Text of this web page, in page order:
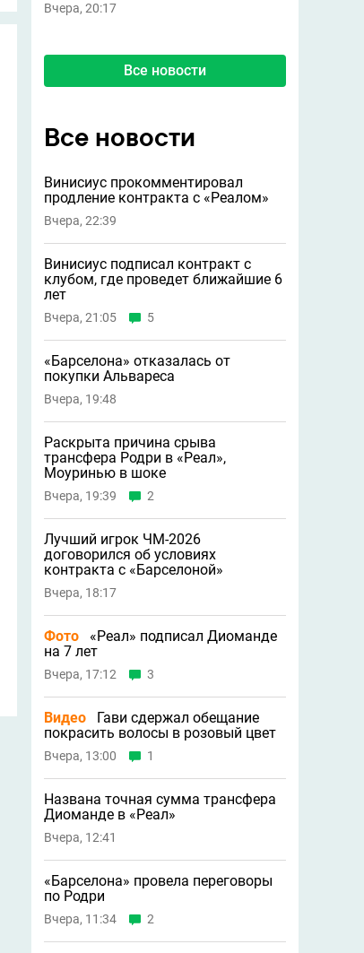
Вчера, 20:17
Все новости
Все новости
Винисиус прокомментировал
продление контракта с «Реалом»
Вчера, 22:39
Винисиус подписал контракт с
клубом, где проведет ближайшие 6
лет
Вчера, 21:05 5
«Барселона» отказалась от
покупки Альвареса
Вчера, 19:48
Раскрыта причина срыва
трансфера Родри в «Реал»,
Моуринью в шоке
Вчера, 19:39 2
Лучший игрок ЧМ-2026
договорился об условиях
контракта с «Барселоной»
Вчера, 18:17
Фото
«Реал» подписал Диоманде
на 7 лет
Вчера, 17:12 3
Видео
Гави сдержал обещание
покрасить волосы в розовый цвет
Вчера, 13:00 1
Названа точная сумма трансфера
Диоманде в «Реал»
Вчера, 12:41
«Барселона» провела переговоры
по Родри
Вчера, 11:34 2